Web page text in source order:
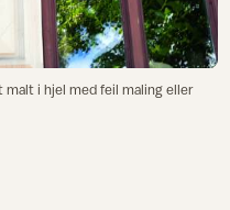
i hjel med feil maling eller